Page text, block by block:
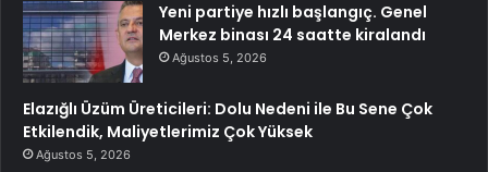
Yeni partiye hızlı başlangıç. Genel
Merkez binası 24 saatte kiralandı
Ağustos 5, 2026
Elazığlı Üzüm Üreticileri: Dolu Nedeni ile Bu Sene Çok
Etkilendik, Maliyetlerimiz Çok Yüksek
Ağustos 5, 2026